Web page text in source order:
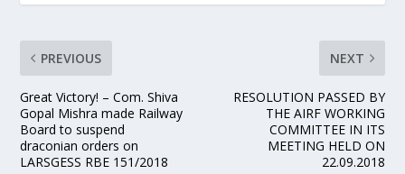
PREVIOUS
Great Victory! – Com. Shiva
Gopal Mishra made Railway
Board to suspend
draconian orders on
LARSGESS RBE 151/2018
NEXT
RESOLUTION PASSED BY
THE AIRF WORKING
COMMITTEE IN ITS
MEETING HELD ON
22.09.2018